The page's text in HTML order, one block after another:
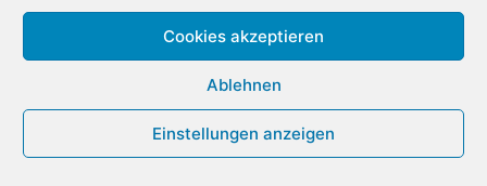
Cookies akzeptieren
Ablehnen
Einstellungen anzeigen
Dollar und Thrifty, sondern können sich auch sicher
sein, die besten verfügbaren Preise für Ihren
gewünschten Zeitraum zu finden.
Buchen Sie im Voraus: Buchen Sie Ihren Mietwagen
im Voraus, um bessere Preise und eine größere
Auswahl an verfügbaren Fahrzeugen zu erhalten.